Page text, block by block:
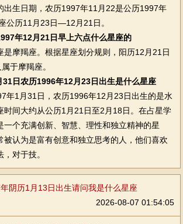
生日期，农历1997年11月22是公历1997年
公历11月23日—12月21日。
年12月21日早上六点什么星座的
摩羯座。根据星座划分规则，阳历12月21日
于摩羯座。
31日农历1996年12月23日出生是什么星座
1月31日，农历1996年12月23日出生的是水
时间大约从公历1月21日至2月18日。在占星学
一个充满创新、智慧、理性和独立精神的星
被认为是富有创意和独立思考的人，他们喜欢
对于技。
阴历1月13日出生请问我是什么星座
2026-08-07 01:54:05